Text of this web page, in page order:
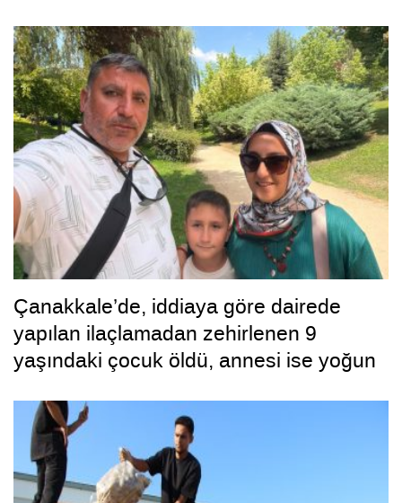
Çanakkale’de, iddiaya göre dairede
yapılan ilaçlamadan zehirlenen 9
yaşındaki çocuk öldü, annesi ise yoğun